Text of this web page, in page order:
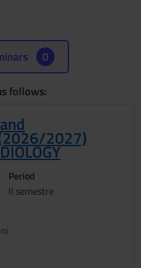
0
follows:
2027)
Period
II semestre